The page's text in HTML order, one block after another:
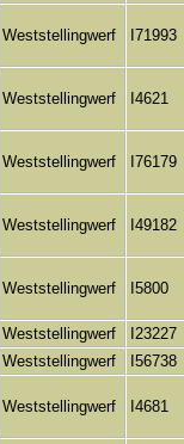
Weststellingwerf I71993
Weststellingwerf I4621
Weststellingwerf I76179
Weststellingwerf I49182
Weststellingwerf I5800
Weststellingwerf
I23227
Weststellingwerf I56738
Weststellingwerf I4681